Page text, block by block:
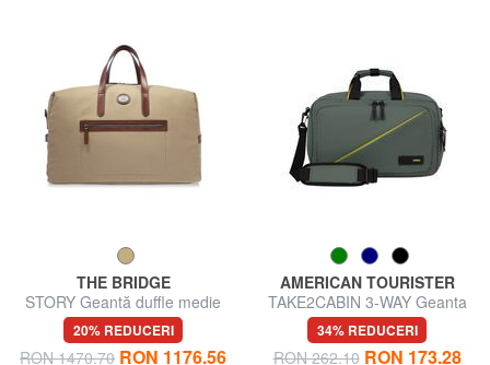
THE BRIDGE
STORY Geantă duffle medie
din piele și material textil
20% REDUCERI
RON 1470.70 RON 1176.56
AMERICAN TOURISTER
TAKE2CABIN 3-WAY Geanta
rucsac sub scaun ok Ryanair
34% REDUCERI
RON 262.10 RON 173.28